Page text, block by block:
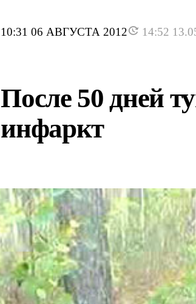
10:31 06 АВГУСТА 2012 14:52
После 50 дней
инфаркт